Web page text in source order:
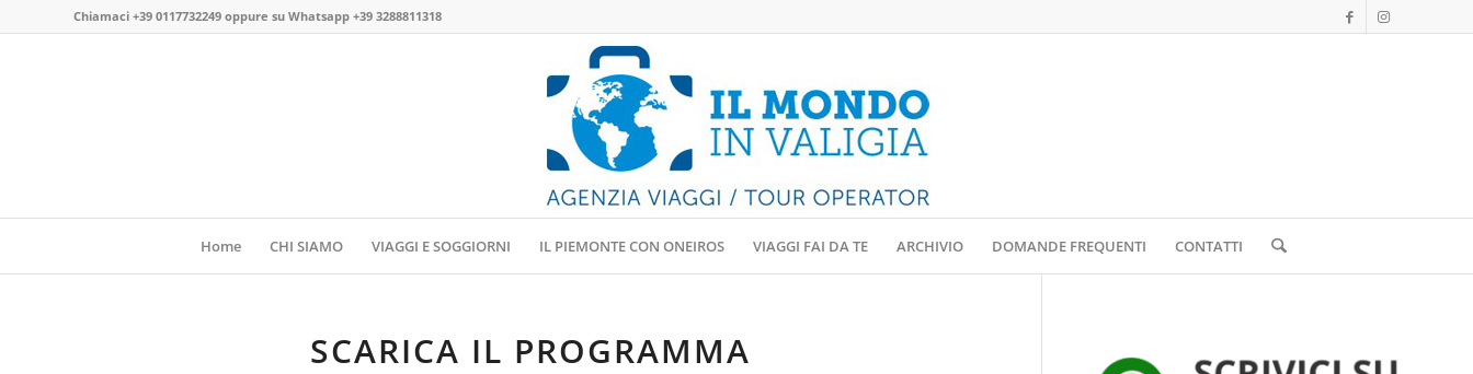
Chiamaci +39 0117732249 oppure su Whatsapp +39 3288811318
Home CHI SIAMO VIAGGI E SOGGIORNI IL PIEMONTE CON ONEIROS VIAGGI FAI DA TE ARCHIVIO DOMANDE FREQUENTI CONTATTI
SCARICA IL PROGRAMMA